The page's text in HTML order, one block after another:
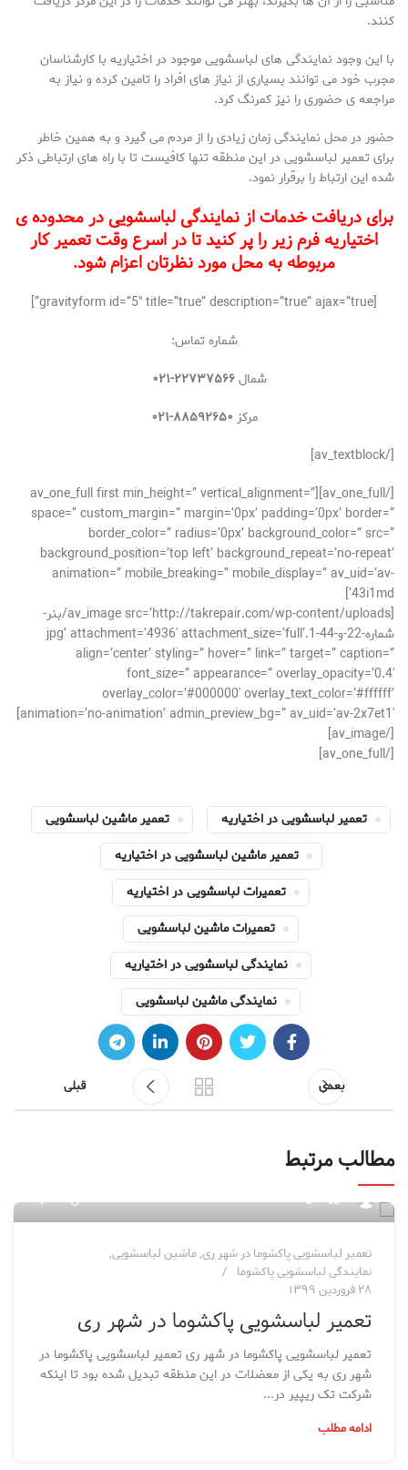
کنند.
با این وجود نمایندگی های لباسشویی موجود در اختیاریه با کارشناسان
مجرب خود می توانند بسیاری از نیاز های افراد را تامین کرده و نیاز به
مراجعه ی حضوری را نیز کمرنگ کرد.
حضور در محل نمایندگی زمان زیادی را از مردم می گیرد و به همین خاطر
برای تعمیر لباسشویی در این منطقه تنها کافیست تا با راه های ارتباطی ذکر
شده این ارتباط را برقرار نمود.
برای دریافت خدمات از نمایندگی لباسشویی در محدوده ی
اختیاریه فرم زیر را پر کنید تا در اسرع وقت تعمیر کار
مربوطه به محل مورد نظرتان اعزام شود.
[gravityform id=”5″ title=”true” description=”true” ajax=”true”]
شماره تماس:
شمال
مرکز
[/av_textblock]
[/av_one_full][av_one_full first min_height=” vertical_alignment=”
space=” custom_margin=” margin=’0px’ padding=’0px’ border=”
border_color=” radius=’0px’ background_color=” src=”
background_position=’top left’ background_repeat=’no-repeat’
animation=” mobile_breaking=” mobile_display=” av_uid=’av-
43i1md’]
[av_image src=’http://takrepair.com/wp-content/uploads/بنر-
شماره-22-و-44-1.jpg’ attachment=’4936′ attachment_size=’full’
align=’center’ styling=” hover=” link=” target=” caption=”
font_size=” appearance=” overlay_opacity=’0.4′
overlay_color=’#000000′ overlay_text_color=’#ffffff’
animation=’no-animation’ admin_preview_bg=” av_uid=’av-2x7et1′]
[/av_image]
[/av_one_full]
تعمیر لباسشویی در اختیاریه
تعمیر ماشین لباسشویی
تعمیر ماشین لباسشویی در اختیاریه
تعمیرات لباسشویی در اختیاریه
تعمیرات ماشین لباسشویی
نمایندگی لباسشویی در اختیاریه
نمایندگی ماشین لباسشویی
بعدی قبلی
مطالب مرتبط
مدیر سایت
تعمیر لباسشویی پاکشوما در شهر ری,ماشین لباسشویی,
نمایندگی لباسشویی پاکشوما
۲۸ فروردین ۱۳۹۹
تعمیر لباسشویی پاکشوما در شهر ری
تعمیر لباسشویی پاکشوما در شهر ری تعمیر لباسشویی پاکشوما در
شهر ری به یکی از معضلات در این منطقه تبدیل شده بود تا اینکه
شرکت تک ریپیر در...
ادامه مطلب